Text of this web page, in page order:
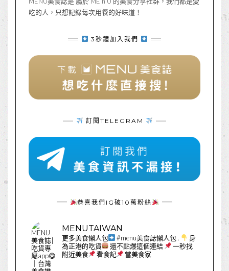
吃的人，只想記錄每次用餐的好味道！
3秒鐘加入我們
訂閱TELEGRAM
恭喜我們IG破10萬粉絲
MENUTAIWAN
更多美食懶人包 #menu美食誌懶人包 .
身
為正港的吃貨
還不點爆這個連結
一秒找
附近美食
看食記 當美食家